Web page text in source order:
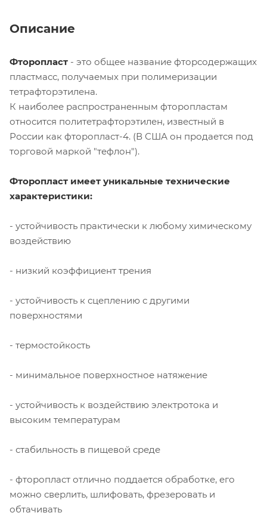
Описание
Фторопласт - это общее название фторсодержащих
пластмасс, получаемых при полимеризации
тетрафторэтилена.
К наиболее распространенным фторопластам
относится политетрафторэтилен, известный в
России как фторопласт-4. (В США он продается под
торговой маркой "тефлон").
Фторопласт имеет уникальные технические
характеристики:
- устойчивость практически к любому химическому
воздействию
- низкий коэффициент трения
- устойчивость к сцеплению с другими
поверхностями
- термостойкость
- минимальное поверхностное натяжение
- устойчивость к воздействию электротока и
высоким температурам
- стабильность в пищевой среде
- фторопласт отлично поддается обработке, его
можно сверлить, шлифовать, фрезеровать и
обтачивать